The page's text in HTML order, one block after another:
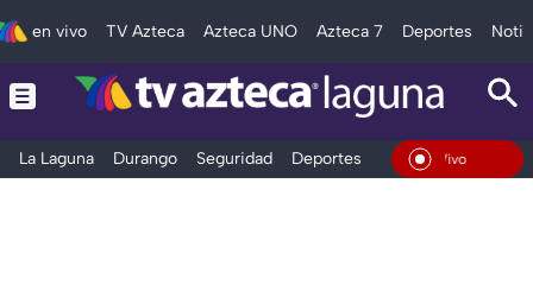
en vivo TV Azteca Azteca UNO Azteca 7 Deportes
La Laguna Durango Seguridad Deportes Entretenimiento
En Vivo